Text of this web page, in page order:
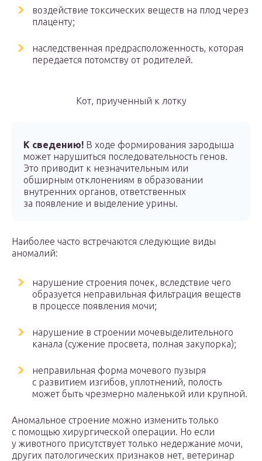
воздействие токсических веществ на плод через
плаценту;
наследственная предрасположенность, которая
передается потомству от родителей.
Кот, приученный к лотку
К сведению! В ходе формирования зародыша
может нарушиться последовательность генов.
Это приводит к незначительным или
обширным отклонениям в образовании
внутренних органов, ответственных
за появление и выделение урины.
Наиболее часто встречаются следующие виды
аномалий:
нарушение строения почек, вследствие чего
образуется неправильная фильтрация веществ
в процессе появления мочи;
нарушение в строении мочевыделительного
канала (сужение просвета, полная закупорка);
неправильная форма мочевого пузыря
с развитием изгибов, уплотнений, полость
может быть чрезмерно маленькой или крупной.
Аномальное строение можно изменить только
с помощью хирургической операции. Но если
у животного присутствует только недержание мочи,
других патологических признаков нет, ветеринар